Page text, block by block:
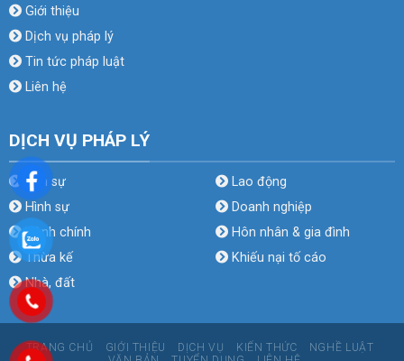
Giới thiệu
Dịch vụ pháp lý
Tin tức pháp luật
Liên hệ
DỊCH VỤ PHÁP LÝ
Dân sự
Hình sự
Hành chính
Thừa kế
Nhà, đất
Lao động
Doanh nghiệp
Hôn nhân & gia đình
Khiếu nại tố cáo
TRANG CHỦ GIỚI THIỆU DỊCH VỤ KIẾN THỨC
NGHỀ LUẬT